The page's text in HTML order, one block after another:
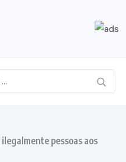
pessoas aos